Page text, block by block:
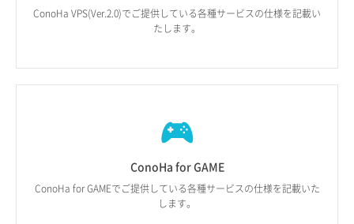
ConoHa VPS(Ver.2.0)でご提供している各種サービスの仕様を記載い
たします。
ConoHa for GAME
ConoHa for GAMEでご提供している各種サービスの仕様を記載いた
します。